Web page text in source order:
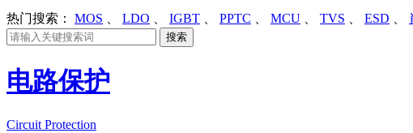
热门搜索： MOS LDO IGBT PPTC MCU TVS ESD
电路保护
Circuit Protection